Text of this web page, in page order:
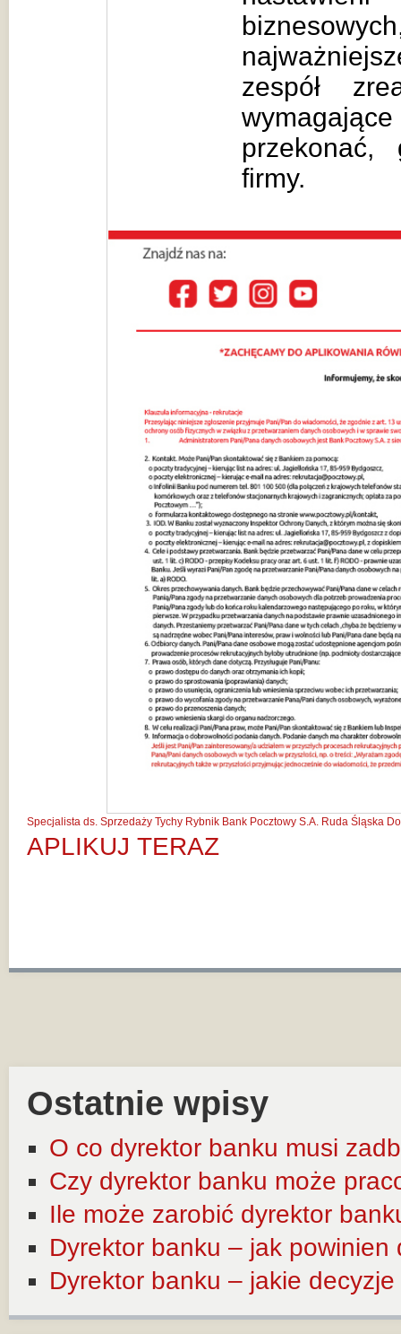
zespół
przekonać,
firmy.
Specjalista ds. Sprzedaży Tychy Rybnik Bank Pocztowy S.A. Ruda Śląska
APLIKUJ TERAZ
Ostatnie wpisy
O co dyrektor banku musi
Czy dyrektor banku może
Ile może zarobić dyrektor
Dyrektor banku – jak
Dyrektor banku – jakie